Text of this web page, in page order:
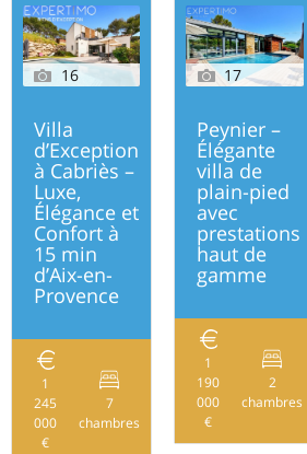
16
Villa
d’Exception
à Cabriès –
Luxe,
Élégance et
Confort à
15 min
d’Aix-en-
Provence
1
245
000
€
7
chambres
17
Peynier –
Élégante
villa de
plain-pied
avec
prestations
haut de
gamme
1
190
000
€
2
chambres